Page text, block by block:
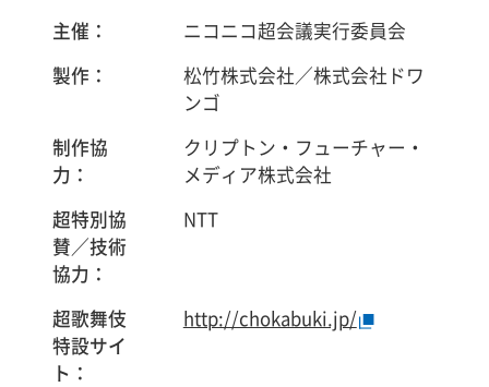
主催：
ニコニコ超会議実行委員会
製作：
松竹株式会社／株式会社ドワ
ンゴ
制作協
力：
クリプトン・フューチャー・
メディア株式会社
超特別協
賛／技術
協力：
NTT
超歌舞伎
特設サイ
ト：
http://chokabuki.jp/